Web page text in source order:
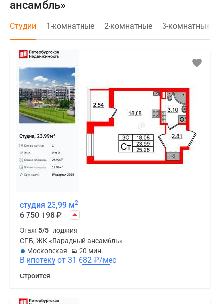
ансамбль»
Студии 1-комнатные 2-комнатные 3-комнатные
студия 23,99 м2
6 750 198 ₽
Этаж5/5 лоджия
СПБ, ЖК «Парадный ансамбль»
Московская
20 мин.
В ипотеку от 31 682 ₽/мес
Строится